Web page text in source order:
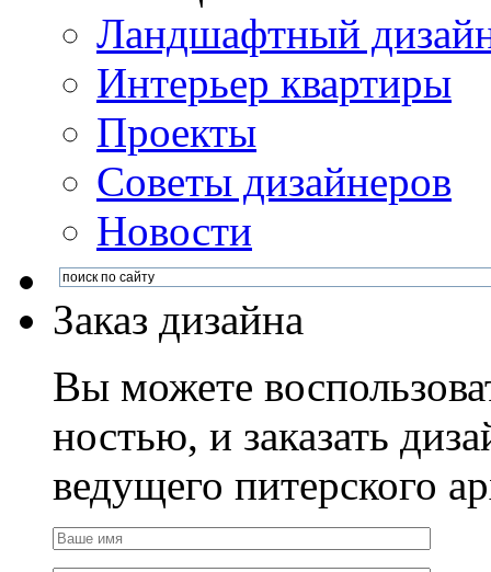
Ландшафтный
Интерьер квартиры
Проекты
Советы дизайнеров
Новости
Заказ дизайна
Вы можете
ностью, и заказать
ведущего питерского